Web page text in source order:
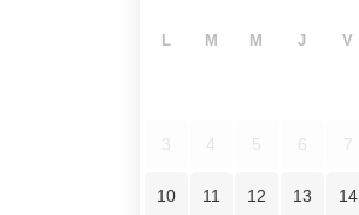
L M M J V
3 4 5 6 7
10 11 12 13 14